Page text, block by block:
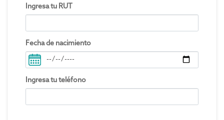
Ingresa tu RUT
Fecha de nacimiento
Ingresa tu teléfono